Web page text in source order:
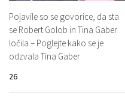
Pojavile so se govorice, da sta
se Robert Golob in Tina Gaber
ločila – Poglejte kako se je
odzvala Tina Gaber
26